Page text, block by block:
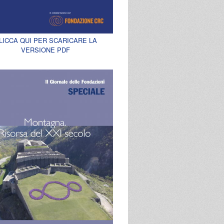
QUI PER SCARICARE LA
VERSIONE PDF